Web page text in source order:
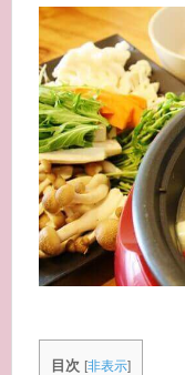
目次 [非表示]